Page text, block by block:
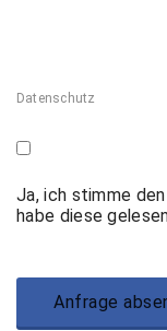
Datenschutz
Ja, ich stimme den
habe diese